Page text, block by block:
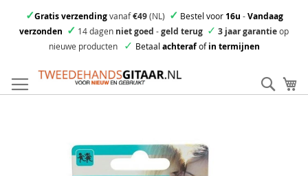
✓Gratis verzendingvanaf€49(NL) ✓ Bestel voor16u -Vandaag
verzonden ✓ 14 dagen niet goed -geld terug ✓ 3 jaar garantieop
nieuwe producten
✓ Betaal achterafofin termijnen
direct
door